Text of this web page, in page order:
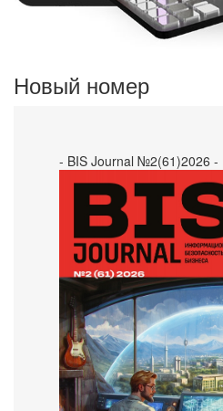
Новый номер
- BIS Journal №2(61)2026 -